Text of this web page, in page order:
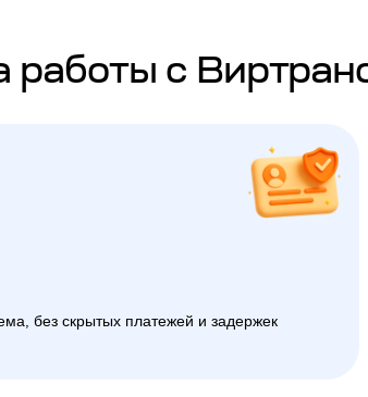
с
без скрытых платежей и задержек